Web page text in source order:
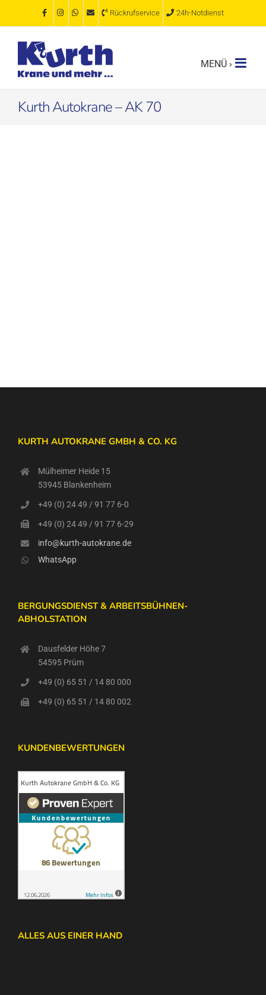
Rückrufservice 24h-Notdienst
Kurth Autokrane – AK 70
KURTH AUTOKRANE GMBH & CO. KG
Mülheimer Heide 15
53945 Blankenheim
+49 (0) 24 49 / 91 77 6-0
+49 (0) 24 49 / 91 77 6-29
info@kurth-autokrane.de
WhatsApp
BERGUNGSDIENST & ARBEITSBÜHNEN-
ABHOLSTATION
Dausfelder Höhe 7
54595 Prüm
+49 (0) 65 51 / 14 80 000
+49 (0) 65 51 / 14 80 002
KUNDENBEWERTUNGEN
ALLES AUS EINER HAND